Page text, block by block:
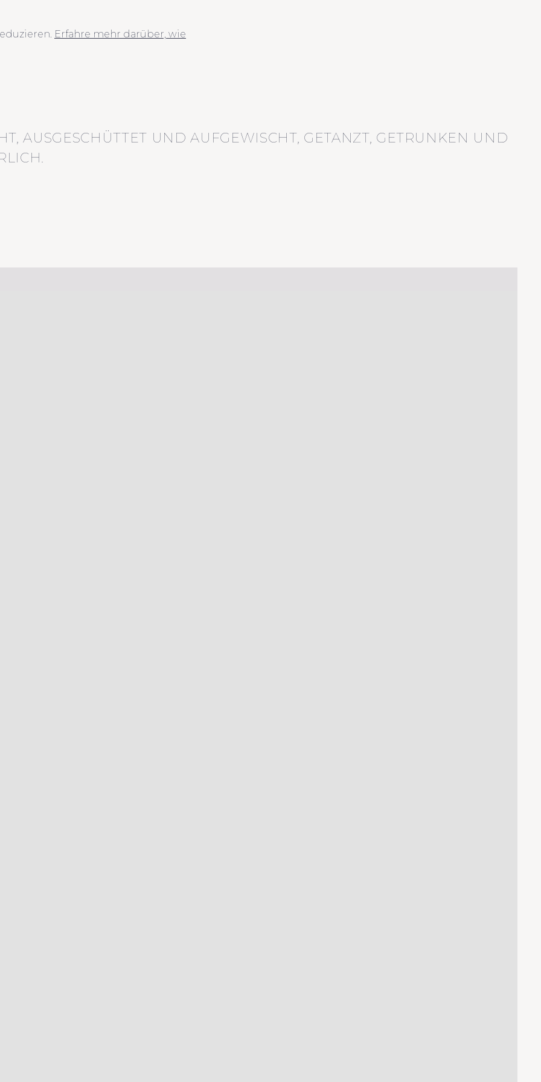
Erfahre mehr darüber, wie
AUSGESCHÜTTET UND AUFGEWISCHT, GETANZT, GETRUNKEN UND